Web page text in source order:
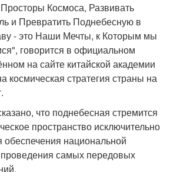
Космоса, Развивать
и Превратить Поднебесную в
- это Наши Мечты, к Которым мы
говорится в официальном
на сайте китайской академии
космическая стратегия страны на
что поднебесная стремится
пространство исключительно
национальной
проведения самых передовых